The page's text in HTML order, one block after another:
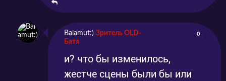
Balamut:) Зритель OLD-
Батя
0
и? что бы изменилось,
жестче сцены были бы или